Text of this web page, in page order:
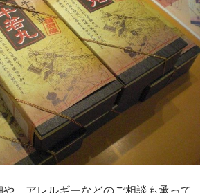
、アレルギーなどのご相談も承って